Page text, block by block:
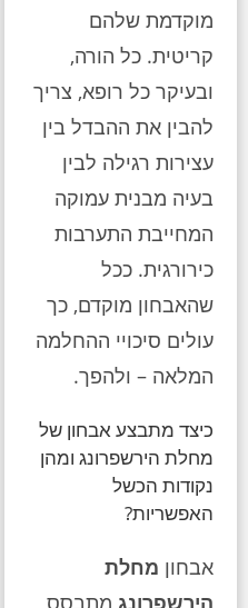
מוקדמת שלהם
קריטית. כל הורה,
ובעיקר כל רופא, צריך
להבין את ההבדל בין
עצירות רגילה לבין
בעיה מבנית עמוקה
המחייבת התערבות
כירורגית. ככל
שהאבחון מוקדם, כך
עולים סיכויי ההחלמה
המלאה – ולהפך.
כיצד מתבצע אבחון של
מחלת הירשפרונג ומהן
נקודות הכשל
האפשריות?
אבחון מחלת